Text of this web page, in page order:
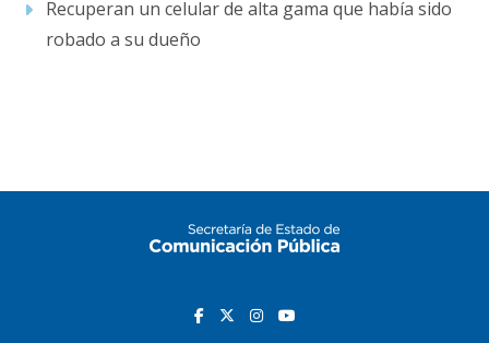
Recuperan un celular de alta gama que había sido
robado a su dueño